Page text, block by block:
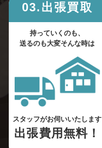
03.出張買取
持っていくのも、
送るのも大変そんな時は
スタッフがお伺いいたします
出張費用無料！